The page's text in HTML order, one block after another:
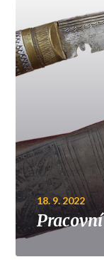
18. 9. 2022